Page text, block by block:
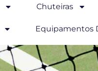
Chuteiras
Equipamentos